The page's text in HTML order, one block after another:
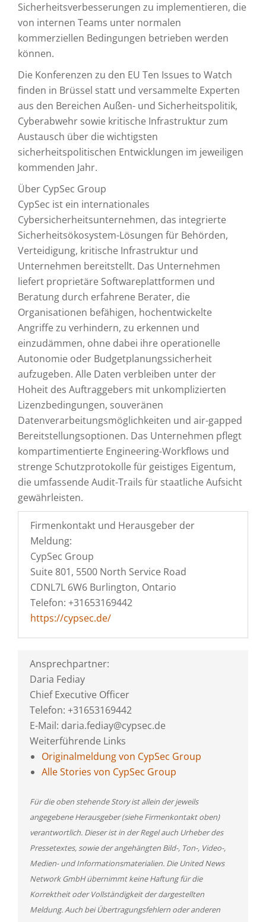
Sicherheitsverbesserungen zu implementieren, die
von internen Teams unter normalen
kommerziellen Bedingungen betrieben werden
können.
Die Konferenzen zu den EU Ten Issues to Watch
finden in Brüssel statt und versammelte Experten
aus den Bereichen Außen- und Sicherheitspolitik,
Cyberabwehr sowie kritische Infrastruktur zum
Austausch über die wichtigsten
sicherheitspolitischen Entwicklungen im jeweiligen
kommenden Jahr.
Über CypSec Group
CypSec ist ein internationales
Cybersicherheitsunternehmen, das integrierte
Sicherheitsökosystem-Lösungen für Behörden,
Verteidigung, kritische Infrastruktur und
Unternehmen bereitstellt. Das Unternehmen
liefert proprietäre Softwareplattformen und
Beratung durch erfahrene Berater, die
Organisationen befähigen, hochentwickelte
Angriffe zu verhindern, zu erkennen und
einzudämmen, ohne dabei ihre operationelle
Autonomie oder Budgetplanungssicherheit
aufzugeben. Alle Daten verbleiben unter der
Hoheit des Auftraggebers mit unkomplizierten
Lizenzbedingungen, souveränen
Datenverarbeitungsmöglichkeiten und air-gapped
Bereitstellungsoptionen. Das Unternehmen pflegt
kompartimentierte Engineering-Workflows und
strenge Schutzprotokolle für geistiges Eigentum,
die umfassende Audit-Trails für staatliche Aufsicht
gewährleisten.
Firmenkontakt und Herausgeber der
Meldung:
CypSec Group
Suite 801, 5500 North Service Road
CDNL7L 6W6 Burlington, Ontario
Telefon: +31653169442
https://cypsec.de/
Ansprechpartner:
Daria Fediay
Chief Executive Officer
Telefon: +31653169442
E-Mail: daria.fediay@cypsec.de
Weiterführende Links
Originalmeldung von CypSec Group
Alle Stories von CypSec Group
Für die oben stehende Story ist allein der jeweils
angegebene Herausgeber (siehe Firmenkontakt oben)
verantwortlich. Dieser ist in der Regel auch Urheber des
Pressetextes, sowie der angehängten Bild-, Ton-, Video-,
Medien- und Informationsmaterialien. Die United News
Network GmbH übernimmt keine Haftung für die
Korrektheit oder Vollständigkeit der dargestellten
Meldung. Auch bei Übertragungsfehlern oder anderen